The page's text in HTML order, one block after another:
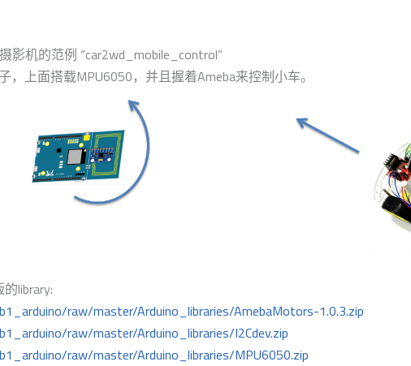
影机的范例 “car2wd_mobile_control”
，上面搭载MPU6050，并且握着Ameba来控制小车。
library:
raw/master/Arduino_libraries/AmebaMotors-1.0.3.zip
raw/master/Arduino_libraries/I2Cdev.zip
raw/master/Arduino_libraries/MPU6050.zip